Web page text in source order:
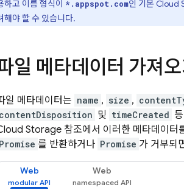
하고 이름 형식이 *.appspot.com인 기본 Cloud
해야 할 수 있습니다.
일 메타데이터 가져오
일 메타데이터는 name , size ,
contentDisposition 및 timeCreated
Storage 참조에서 이러한 메타데이터
Promise 를 반환하거나 Promise 가 거부되
Web Web